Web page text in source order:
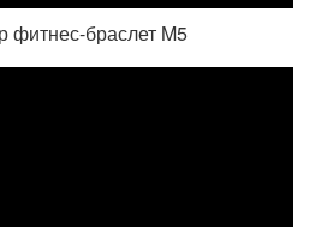
браслет M5